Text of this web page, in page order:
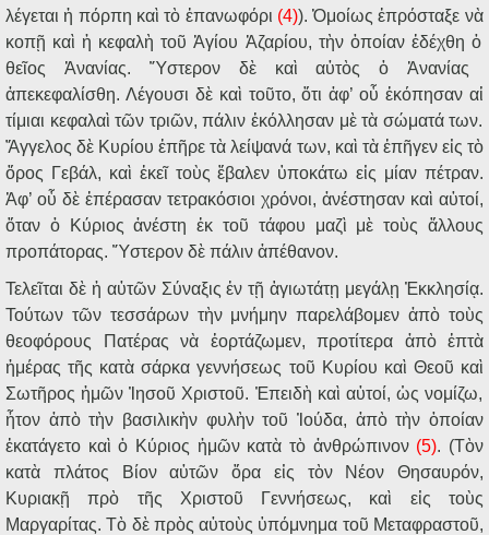
λέγεται ἡ πόρπη καὶ τὸ ἐπανωφόρι (4)).Ὁμοίωςἐπρόσταξε νὰ
κοπῇ καὶ ἡ κεφαλὴ τοῦ Ἁγίου Ἀζαρίου, τὴν ὁποίαν ἐδέχθη ὁ
θεῖος Ἀνανίας. Ὕστερον δὲκαὶ αὐτὸςὁ Ἀνανίας
ἀπεκεφαλίσθη. Λέγουσι δὲκαὶ τοῦτο,ὅτιἀφ’ οὗ ἐκόπησαν αἱ
τίμιαι κεφαλαὶ τῶν τριῶν, πάλινἐκόλλησαν μὲτὰ σώματά των.
Ἄγγελος δὲ Κυρίουἐπῆρε τὰ λείψανά των, καὶ τὰ ἐπῆγεν εἰς τὸ
ὄρος Γεβάλ, καὶ ἐκεῖτοὺςἔβαλεν ὑποκάτω εἰς μίαν πέτραν.
Ἀφ’ οὗ δὲ ἐπέρασαν τετρακόσιοι χρόνοι, ἀνέστησαν καὶ αὐτοί,
ὅταν ὁΚύριοςἀνέστηἐκ τοῦ τάφου μαζὶ μὲ τοὺςἄλλους
προπάτορας. Ὕστερον δὲ πάλιν ἀπέθανον.
Τελεῖται δὲ ἡ αὐτῶν Σύναξιςἐν τῇ ἁγιωτάτῃ μεγάλῃ Ἐκκλησίᾳ.
Τούτων τῶν τεσσάρων τὴν μνήμην παρελάβομενἀπὸ τοὺς
θεοφόρους Πατέρας νὰ ἑορτάζωμεν, προτίτερα ἀπὸ ἑπτὰ
ἡμέρας τῆς κατὰ σάρκα γεννήσεως τοῦ Κυρίου καὶ Θεοῦ καὶ
Σωτῆρος ἡμῶνἸ ησοῦ Χριστοῦ. Ἐπειδὴ καὶ αὐτοί, ὡς νομίζω,
ἦτον ἀπὸτὴν βασιλικὴν φυλὴν τοῦ Ἰούδα, ἀπὸτὴνὁποίαν
ἐκατάγετο καὶ ὁ Κύριος ἡμῶν κατὰ τὸ ἀνθρώπινον(5). (Τὸν
κατὰ πλάτος Βίον αὐτῶν ὅρα εἰς τὸν Νέον Θησαυρόν,
Κυριακῇ πρὸ τῆς Χριστοῦ Γεννήσεως, καὶ εἰς τοὺς
Μαργαρίτας. Τὸ δὲπρὸς αὐτοὺς ὑπόμνημα τοῦ Μεταφραστοῦ,